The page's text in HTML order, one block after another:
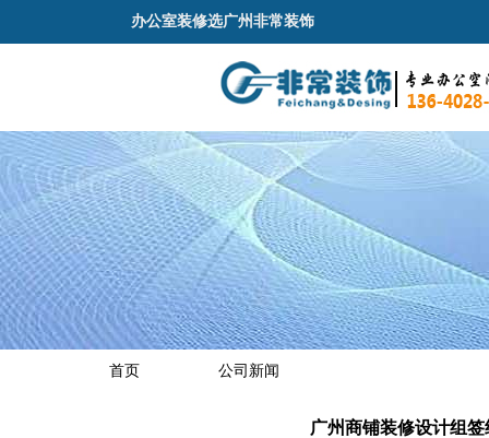
办公室装修选广州非常装饰
首页 公司新闻
广州商铺装修设计组